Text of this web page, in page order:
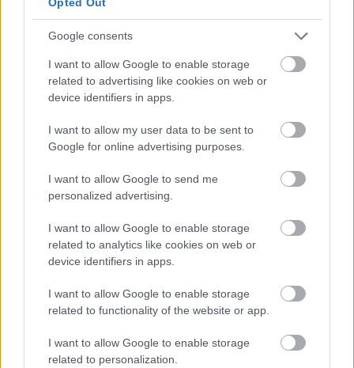
Google consents
I want to allow Google to enable storage
related to advertising like cookies on web or
device identifiers in apps.
I want to allow my user data to be sent to
Google for online advertising purposes.
I want to allow Google to send me
personalized advertising.
I want to allow Google to enable storage
related to analytics like cookies on web or
device identifiers in apps.
I want to allow Google to enable storage
related to functionality of the website or app.
I want to allow Google to enable storage
related to personalization.
κατοίκων του οικισμού που προκλήθηκαν από τα
κατολισθιτικά φαινόμενα της 10ης Ιουνίου 2017
στο Ορυχείο Αμυνταίου του Λιγνιτικού Κέντρου
Δυτικής Μακεδονίας της ΔΕΗ» (Δ' 190). Τα
ακίνητα αυτά απεικονίζονται και περιγράφονται
στον από Ιούλιο 2018 κτηματολογικό πίνακα του
εν λόγω οικισμού και στο από Φεβρουάριο 2018
Κτηματολογικό Διάγραμμα, όπως αυτά
απαλλοτρίωσης. Η ίδια απαλλαγή ισχύει και για τα
οικισμών, οι οποίοι είναι πολεοδομικά ανενεργοί
βάσει του από 5.12.2002 προεδρικού
διατάγματος (Δ' 1075): Κοινότητας Πεπονιάς,
Κοινότητας Πολύλακκου, οικισμού Αξιοκάστρου
και οικισμού Κλήματος της Κοινότητας
Αξιοκάστρου, οικισμού Τραπεζίτσας και οικισμού
Πανάρετης της Κοινότητας Τραπεζίτσας και